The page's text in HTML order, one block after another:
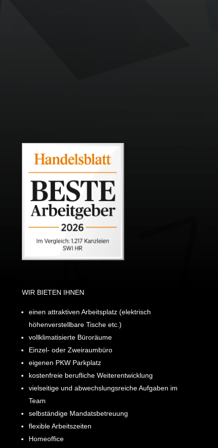
WIR BIETEN IHNEN
einen attraktiven Arbeitsplatz (elektrisch
höhenverstellbare Tische etc.)
vollklimatisierte Büroräume
Einzel- oder Zweiraumbüro
eigenen PKW Parkplatz
kostenfreie berufliche Weiterentwicklung
vielseitige und abwechslungsreiche Aufgaben im
Team
selbständige Mandatsbetreuung
flexible Arbeitszeiten
Homeoffice